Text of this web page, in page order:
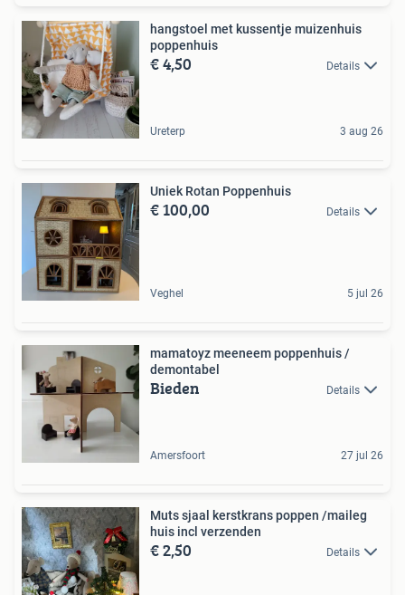
hangstoel met kussentje muizenhuis
poppenhuis
€ 4,50 Details
Ureterp 3 aug 26
Uniek Rotan Poppenhuis
€ 100,00 Details
Veghel 5 jul 26
mamatoyz meeneem poppenhuis /
demontabel
Bieden Details
Amersfoort 27 jul 26
Muts sjaal kerstkrans poppen /maileg
huis incl verzenden
€ 2,50 Details